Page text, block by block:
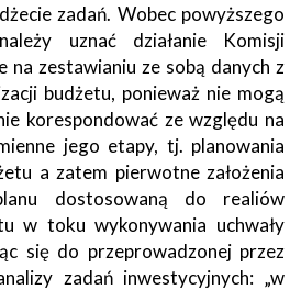
zadań. Wobec powyższego
uznać działanie Komisji
na zestawianiu ze sobą danych z
budżetu, ponieważ nie mogą
korespondować ze względu na
jego etapy, tj. planowania
a zatem pierwotne założenia
dostosowaną do realiów
w toku wykonywania uchwały
się do przeprowadzonej przez
zadań inwestycyjnych: „w